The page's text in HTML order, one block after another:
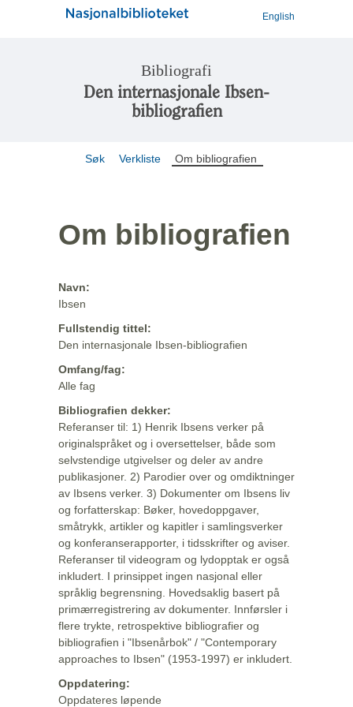
English
Bibliografi
Den internasjonale Ibsen-
bibliografien
Søk Verkliste Om bibliografien
Om bibliografien
Navn:
Ibsen
Fullstendig tittel:
Den internasjonale Ibsen-bibliografien
Omfang/fag:
Alle fag
Bibliografien dekker:
Referanser til: 1) Henrik Ibsens verker på
originalspråket og i oversettelser, både som
selvstendige utgivelser og deler av andre
publikasjoner. 2) Parodier over og omdiktninger
av Ibsens verker. 3) Dokumenter om Ibsens liv
og forfatterskap: Bøker, hovedoppgaver,
småtrykk, artikler og kapitler i samlingsverker
og konferanserapporter, i tidsskrifter og aviser.
Referanser til videogram og lydopptak er også
inkludert. I prinsippet ingen nasjonal eller
språklig begrensning. Hovedsaklig basert på
primærregistrering av dokumenter. Innførsler i
flere trykte, retrospektive bibliografier og
bibliografien i "Ibsenårbok" / "Contemporary
approaches to Ibsen" (1953-1997) er inkludert.
Oppdatering:
Oppdateres løpende